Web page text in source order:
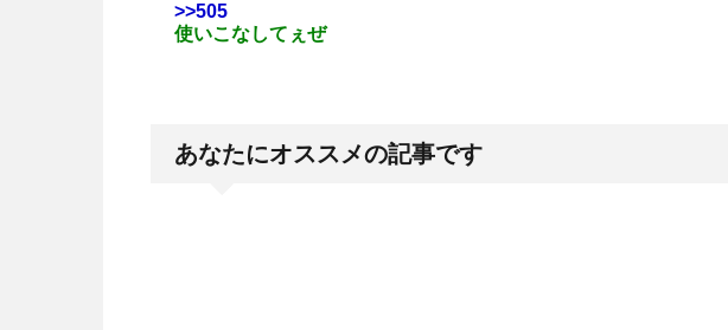
>>505
使いこなしてぇぜ
あなたにオススメの記事です